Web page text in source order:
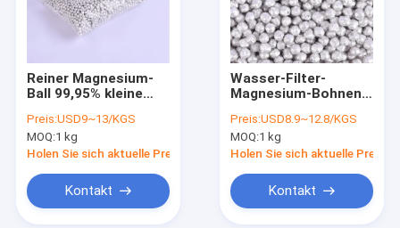
Reiner Magnesium-
Ball 99,95% kleine
Orp für waschende
Stoffe
Preis:USD9~13/KGS
MOQ:1 kg
Holen Sie sich aktuelle Preis
Kontakt
Wasser-Filter-
Magnesium-Bohnen
Reinheitsgrad-
99.95Magnesium der
Körnchen-4mm
Preis:USD8.9~12.8/KGS
MOQ:1 kg
Holen Sie sich aktuelle Preis
Kontakt